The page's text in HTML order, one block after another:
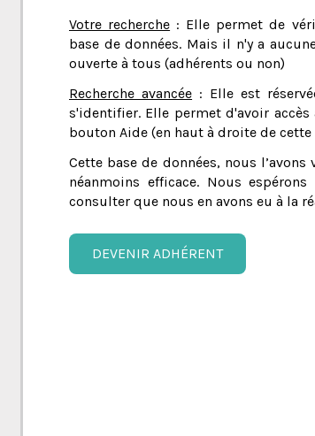
Votre recherche : Elle permet de
base de données. Mais il n'y a
ouverte à tous (adhérents ou non)
Recherche avancée : Elle est
s'identifier. Elle permet d'avoir
bouton Aide (en haut à droite de
Cette base de données, nous
néanmoins efficace. Nous
consulter que nous en avons eu à la
DEVENIR ADHÉRENT